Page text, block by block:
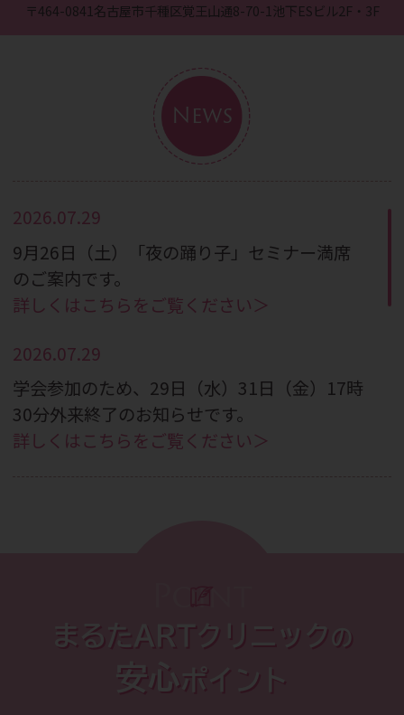
〒464-0841名古屋市千種区覚王山通8-70-1池下ESビル2F・3F
News
2026.07.29
9月26日（土）「夜の踊り子」セミナー満席
のご案内です。
詳しくはこちらをご覧ください＞
2026.07.29
学会参加のため、29日（水）31日（金）17時
30分外来終了のお知らせです。
詳しくはこちらをご覧ください＞
2026.07.27
CBC WEBメディア掲載のお知らせです。
詳しくはこちらをご覧ください＞
まるたARTクリニック の
安心ポイント